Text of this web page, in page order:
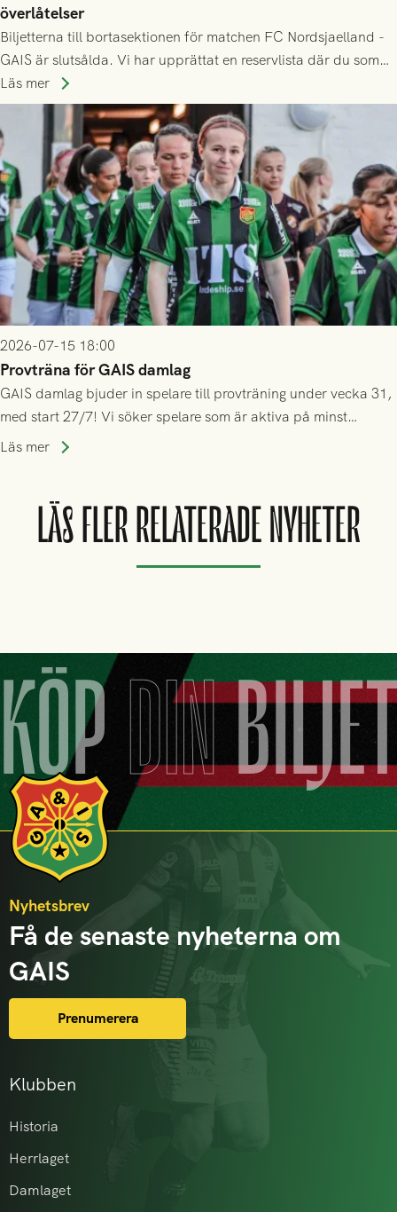
överlåtelser
Biljetterna till bortasektionen för matchen FC Nordsjaelland -
GAIS är slutsålda. Vi har upprättat en reservlista där du som
ännu inte har någon biljett kan anmäla ditt intresse. Du kan
inte själv överlåta din biljett till någon annan.
Läs mer
2026-07-15 18:00
Provträna för GAIS damlag
GAIS damlag bjuder in spelare till provträning under vecka 31,
med start 27/7! Vi söker spelare som är aktiva på minst
division 3-nivå.
Läs mer
LÄS FLER RELATERADE NYHETER
KÖPDIN
Klubben
Historia
Herrlaget
Damlaget
Nyhetsbrev
Få de senaste nyheterna om
GAIS
Prenumerera